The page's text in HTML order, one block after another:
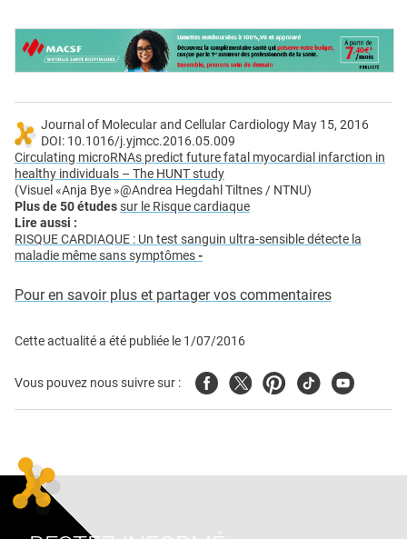
Journal of Molecular and Cellular Cardiology May 15, 2016
DOI: 10.1016/j.yjmcc.2016.05.009
Circulating microRNAs predict future fatal myocardial infarction in
healthy individuals – The HUNT study
(Visuel «Anja Bye »@Andrea Hegdahl Tiltnes / NTNU)
Plus de 50 étudessur le Risque cardiaque
Lire aussi :
RISQUE CARDIAQUE : Un test sanguin ultra-sensible détecte la
maladie même sans symptômes-
Pour en savoir plus et partager vos commentaires
Cette actualité a été publiée le 1/07/2016
Vous pouvez nous suivre sur : FacebookTwitterPinterest
TiktokYoutube